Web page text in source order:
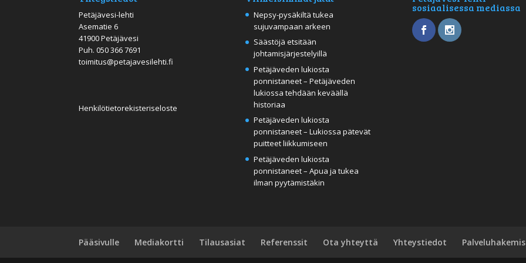
Petäjävesi-lehti
Asematie 6
41900 Petäjävesi
Puh.050 366 7691
toimitus@petajavesilehti.fi
Henkilötietorekisteriseloste
Nepsy-pysäkiltä tukea
sujuvampaan arkeen
Säästöjä etsitään
johtamisjärjestelyillä
Petäjäveden lukiosta
ponnistaneet – Petäjäveden
lukiossa tehdään keväällä
historiaa
Petäjäveden lukiosta
ponnistaneet – Lukiossa pätevät
puitteet liikkumiseen
Petäjäveden lukiosta
ponnistaneet – Apua ja tukea
ilman pyytämistäkin
sosiaalisessa mediassa
Pääsivulle Mediakortti Tilausasiat Referenssit Ota yhteyttä Yhteystiedot